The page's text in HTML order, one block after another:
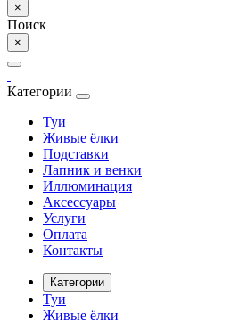
×
Поиск
×
Категории
Туи
Живые ёлки
Подставки
Лапник и венки
Иллюминация
Аксессуары
Услуги
Оплата
Контакты
Категории
Туи
Живые ёлки